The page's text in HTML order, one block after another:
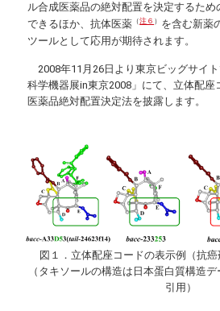
ル合成医薬品の絶対配置を決定するため
できるほか、抗体医薬 （注６ ） を含む新薬
ツールとして応用が期待されます。
2008年11月26日より東京ビッグサイ
科学機器展in東京2008」にて、立体配
医薬品絶対配置決定法を披露します。
図１．立体配座コードの表示例（抗癌
（タキソールの構造は日本蛋白質構造
引用）